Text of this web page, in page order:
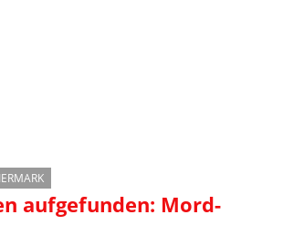
aufgefunden: Mord-